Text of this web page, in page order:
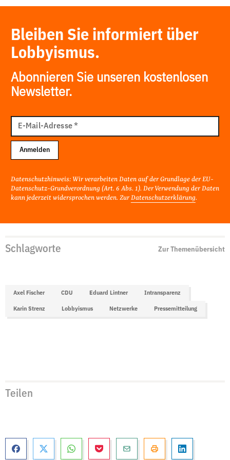
Bleiben Sie informiert über
Lobbyismus.
Abonnieren Sie unseren kostenlosen
Newsletter.
Mail
Adresse
E-Mail-Adresse*
Anmelden
Datenschutzhinweis: Wir verarbeiten Daten auf der Grundlage der EU-
Datenschutz-Grundverordnung (Art. 6 Abs. 1). Der Verwendung der Daten
kann jederzeit widersprochen werden. Zur Datenschutzerklärung.
Schlagworte Zur Themenübersicht
Axel Fischer CDU Eduard Lintner Intransparenz
Karin Strenz Lobbyismus Netzwerke Pressemitteilung
Teilen